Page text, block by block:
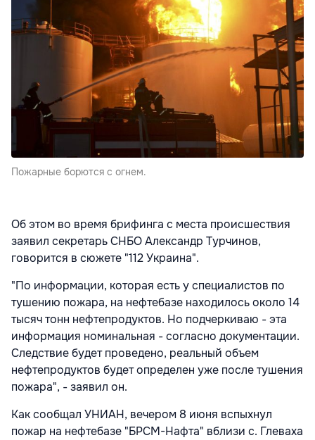
Пожарные борются с огнем.
Об этом во время брифинга с места происшествия
заявил секретарь СНБО Александр Турчинов,
говорится в сюжете "112 Украина".
"По информации, которая есть у специалистов по
тушению пожара, на нефтебазе находилось около 14
тысяч тонн нефтепродуктов. Но подчеркиваю - эта
информация номинальная - согласно документации.
Следствие будет проведено, реальный объем
нефтепродуктов будет определен уже после тушения
пожара", - заявил он.
Как сообщал УНИАН, вечером 8 июня вспыхнул
пожар на нефтебазе "БРСМ-Нафта" вблизи с. Глеваха